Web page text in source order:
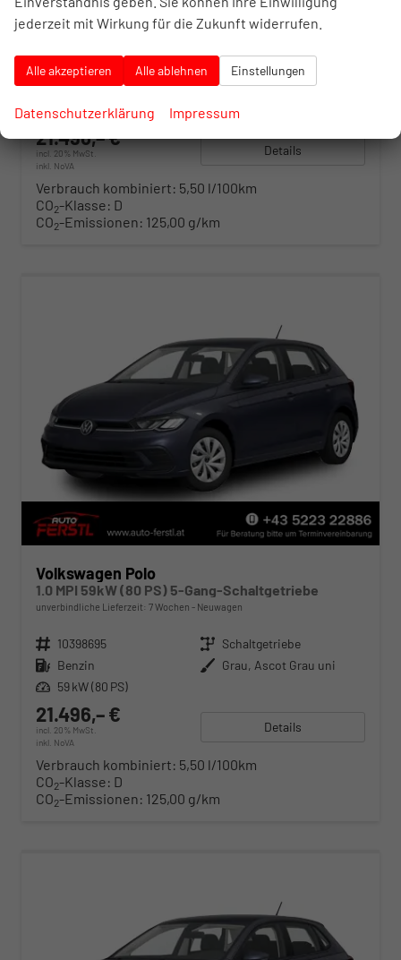
1.0 MPI 59kW (80 PS) 5-Gang-Schaltgetriebe
unverbindliche Lieferzeit: 3 Wochen Neuwagen
Fahrzeugnr. 10398694
Schaltgetriebe
Kraftstoff Benzin Außenfarbe Grau, Ascot Grau uni
Leistung 59 kW (80 PS)
21.496,– €
incl. 20% MwSt.
inkl. NoVA
Details
Verbrauch kombiniert: 5,50 l/100km
CO2-Klasse: D
CO2-Emissionen: 125,00 g/km
Volkswagen Polo
1.0 MPI 59kW (80 PS) 5-Gang-Schaltgetriebe
unverbindliche Lieferzeit: 7 Wochen Neuwagen
Fahrzeugnr. 10398695 Getriebe Schaltgetriebe
Kraftstoff Benzin Außenfarbe Grau, Ascot Grau uni
Leistung 59 kW (80 PS)
21.496,– €
incl. 20% MwSt.
inkl. NoVA
Details
Verbrauch kombiniert: 5,50 l/100km
CO2-Klasse: D
CO2-Emissionen: 125,00 g/km
jederzeit mit Wirkung für die Zukunft widerrufen.
Alle akzeptieren Alle ablehnen Einstellungen
Datenschutzerklärung Impressum